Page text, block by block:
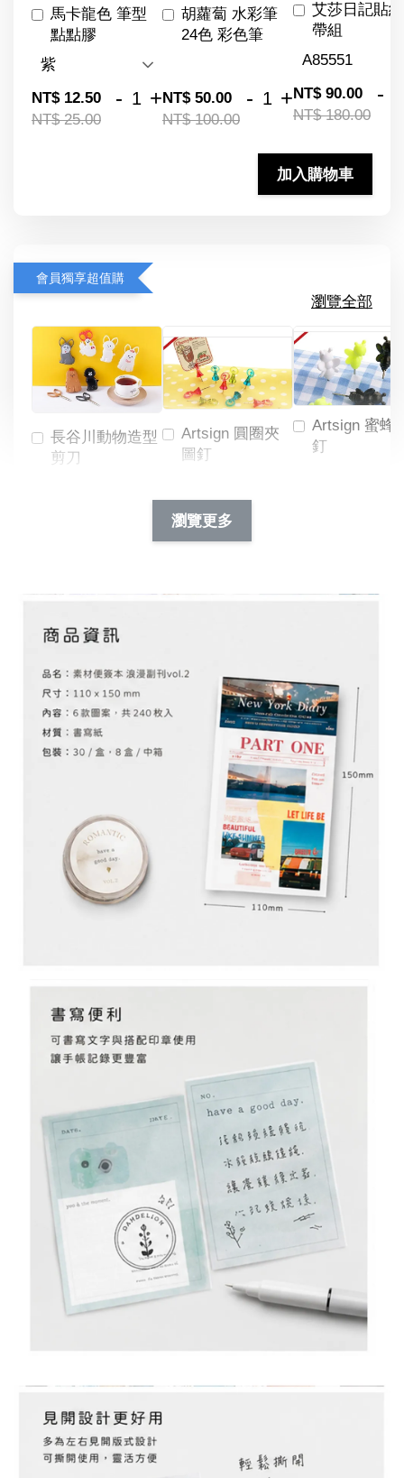
馬卡龍色 筆型
點點膠
NT$ 12.50
NT$ 25.00
- +
胡蘿蔔 水彩筆
24色 彩色筆
NT$ 50.00
NT$ 100.00
- +
艾莎日記貼
帶組
NT$ 90.00
NT$ 180.00
-
加入購物車
會員獨享超值購
瀏覽全部
長谷川動物造型
剪刀
Artsign 圓圈夾
圖釘
NT$ 19.00
NT$ 66.00
Artsign 蜜蜂
釘
加入購物車
瀏覽更多